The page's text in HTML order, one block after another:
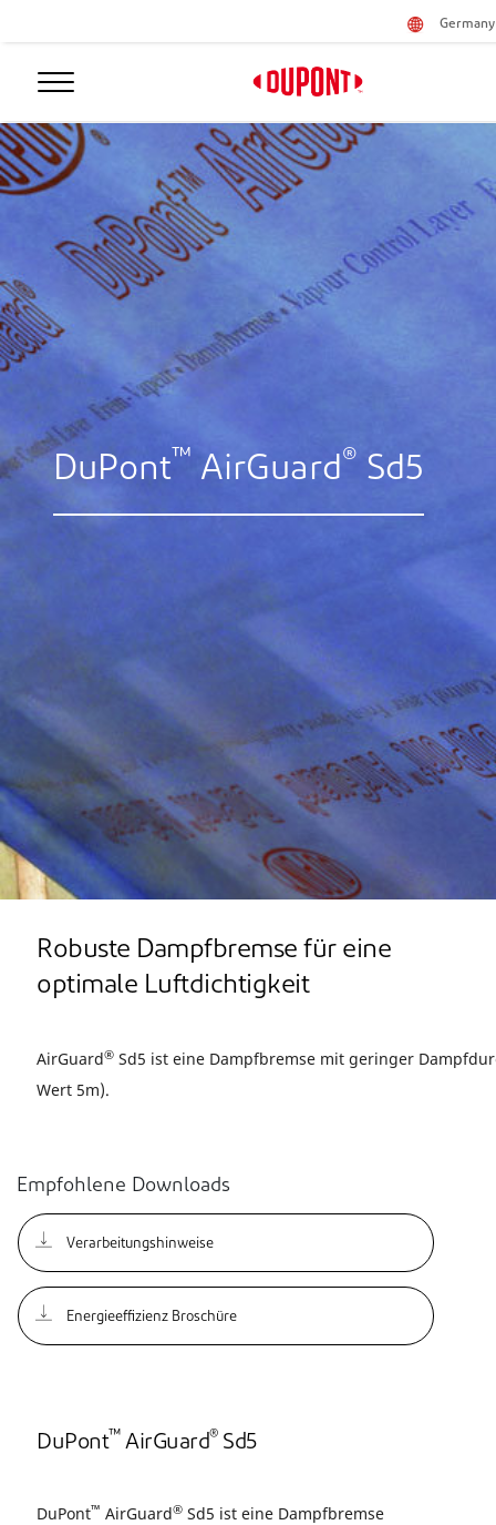
DuPont™ AirGuard® Sd5
Robuste Dampfbremse für eine
optimale Luftdichtigkeit
AirGuard® Sd5 ist eine Dampfbremse mit geringer
Wert 5m).
Empfohlene Downloads
Verarbeitungshinweise
Energieeffizienz Broschüre
DuPont™ AirGuard® Sd5
DuPont™ AirGuard® Sd5 ist eine Dampfbremse